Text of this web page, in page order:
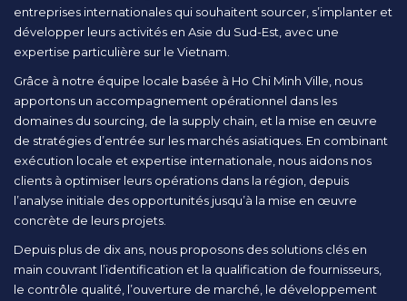
entreprises internationales qui souhaitent sourcer, s’implanter et
développer leurs activités en Asie du Sud-Est, avec une
expertise particulière sur le Vietnam.
Grâce à notre équipe locale basée à Ho Chi Minh Ville, nous
apportons un accompagnement opérationnel dans les
domaines du sourcing, de la supply chain, et la mise en œuvre
de stratégies d’entrée sur les marchés asiatiques. En combinant
exécution locale et expertise internationale, nous aidons nos
clients à optimiser leurs opérations dans la région, depuis
l’analyse initiale des opportunités jusqu’à la mise en œuvre
concrète de leurs projets.
Depuis plus de dix ans, nous proposons des solutions clés en
main couvrant l’identification et la qualification de fournisseurs,
le contrôle qualité, l’ouverture de marché, le développement